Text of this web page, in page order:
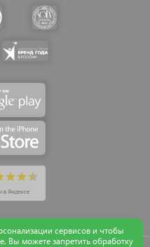
сервисов и чтобы
Вы можете запретить обработку